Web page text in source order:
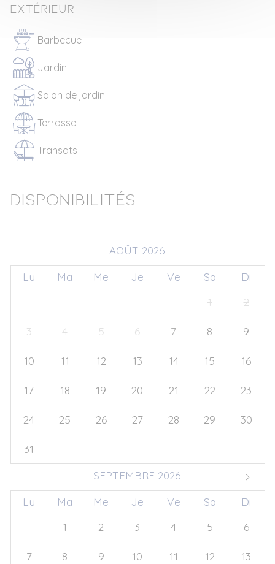
Extérieur
Barbecue
Jardin
Salon de jardin
Terrasse
Transats
Disponibilités
AOÛT 2026
Lu Ma Me Je Ve Sa
Di
1 2
3 4 5 6 7 8 9
10 11 12 13 14 15 16
17 18 19 20 21 22 23
24 25 26 27 28 29 30
31
SEPTEMBRE 2026
Lu Ma Me Je Ve Sa
Di
1 2 3 4 5 6
7 8 9 10 11 12 13